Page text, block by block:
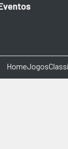
HomeJogos